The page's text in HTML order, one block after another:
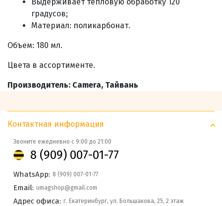
градусов;
Материал: поликарбонат.
Объем: 180 мл.
Цвета в ассортименте.
Производитель: Camera, Тайвань
Контактная информация
Звоните ежедневно с 9:00 до 21:00
8 (909) 007-01-77
WhatsApp: 8 (909) 007-01-77
Email: umagshop@gmail.com
Адрес офиса: г. Екатеринбург, ул. Большакова, 25, 2 этаж